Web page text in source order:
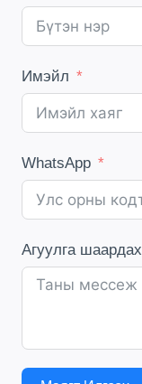
Имэйл
WhatsApp
Агуулга шаардах